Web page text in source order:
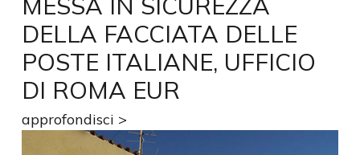
DELLA FACCIATA DELLE
POSTE ITALIANE, UFFICIO
DI ROMA EUR
approfondisci >